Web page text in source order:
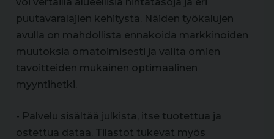
puutavaralajien kehitystä. Näiden työkalujen
avulla on mahdollista ennakoida markkinoiden
muutoksia omatoimisesti ja valita omien
tavoitteiden mukainen optimaalinen
myyntihetki.
- Palvelu sisältää julkista, itse tuotettua ja
ostettua dataa. Tilastot tukevat myös